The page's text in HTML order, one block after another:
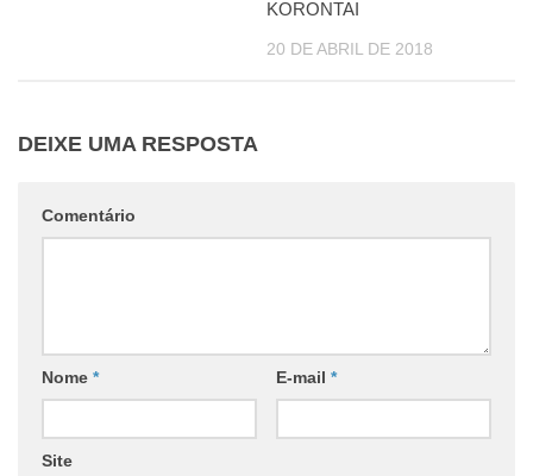
KORONTAI
20 DE ABRIL DE 2018
DEIXE UMA RESPOSTA
Comentário
Nome * E-mail *
Site